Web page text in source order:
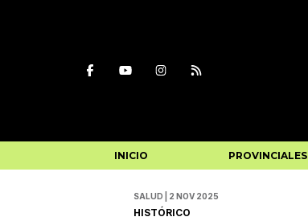
INICIO PROVINCIALES
SALUD | 2 NOV 2025
HISTÓRICO